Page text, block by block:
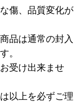
傷、品質変化が
品は通常の封入
。
受け出来ませ
以上を必ずご理